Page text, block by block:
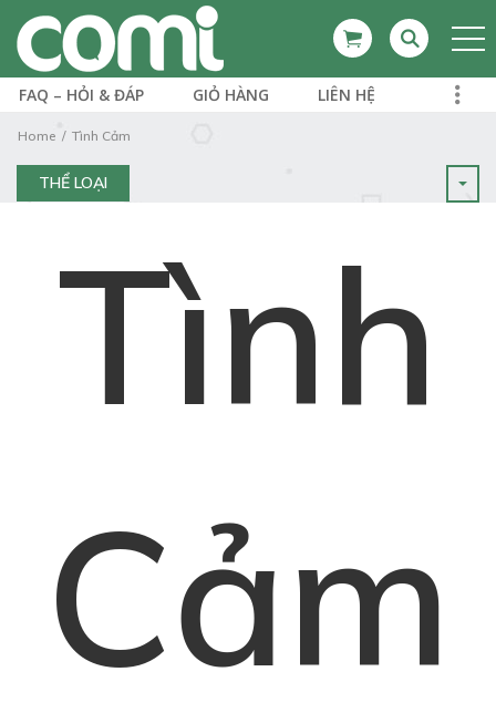
FAQ – HỎI & ĐÁP GIỎ HÀNG LIÊN HỆ
Home Tình Cảm
THỂ LOẠI
Tình
Cảm